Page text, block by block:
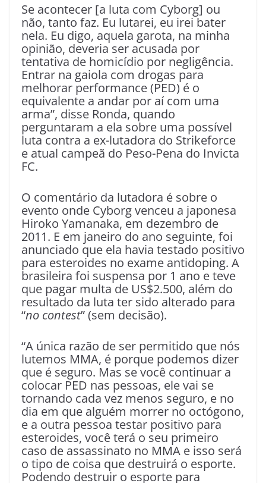
Se acontecer [a luta com Cyborg] ou
não, tanto faz. Eu lutarei, eu irei bater
nela. Eu digo, aquela garota, na minha
opinião, deveria ser acusada por
tentativa de homicídio por negligência.
Entrar na gaiola com drogas para
melhorar performance (PED) é o
equivalente a andar por aí com uma
arma”, disse Ronda, quando
perguntaram a ela sobre uma possível
luta contra a ex-lutadora do Strikeforce
e atual campeã do Peso-Pena do Invicta
FC.
O comentário da lutadora é sobre o
evento onde Cyborg venceu a japonesa
Hiroko Yamanaka, em dezembro de
2011. E em janeiro do ano seguinte, foi
anunciado que ela havia testado positivo
para esteroides no exame antidoping. A
brasileira foi suspensa por 1 ano e teve
que pagar multa de US$2.500, além do
resultado da luta ter sido alterado para
“no contest” (sem decisão).
“A única razão de ser permitido que nós
lutemos MMA, é porque podemos dizer
que é seguro. Mas se você continuar a
colocar PED nas pessoas, ele vai se
tornando cada vez menos seguro, e no
dia em que alguém morrer no octógono,
e a outra pessoa testar positivo para
esteroides, você terá o seu primeiro
caso de assassinato no MMA e isso será
o tipo de coisa que destruirá o esporte.
Podendo destruir o esporte para